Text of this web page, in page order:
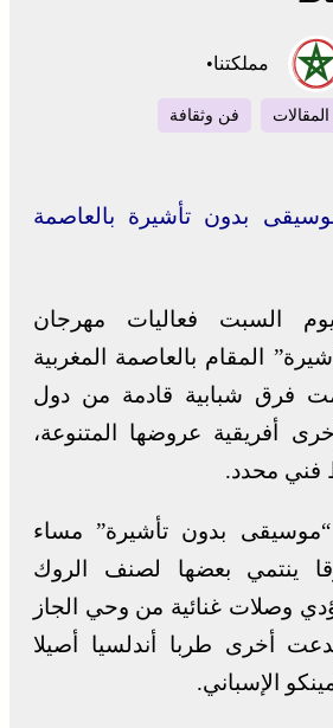
مملكتنا•
فن وثقافة
بدون تأشيرة بالعاصمة
السبت فعاليات مهرجان
المقام بالعاصمة المغربية
فرق شبابية قادمة من دول
أفريقية عروضها المتنوعة،
فني محدد.
بدون تأشيرة” مساء
ينتمي بعضها لصنف الروك
وصلات غنائية من وحي الجاز
أخرى طربا أندلسيا أصيلا
الإسباني.